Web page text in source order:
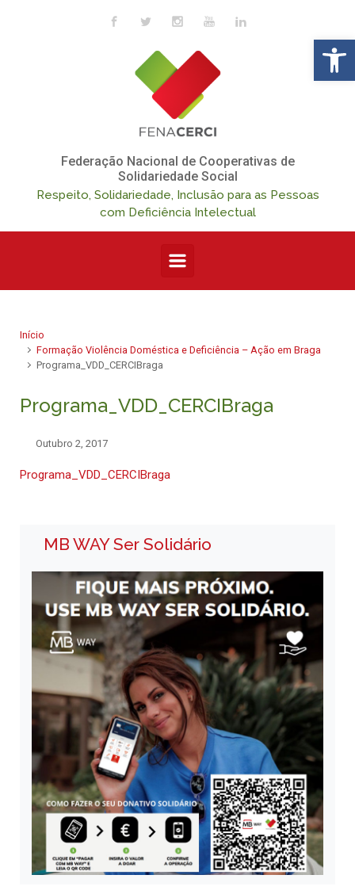
Skip to main content
Federação Nacional de Cooperativas de
Solidariedade Social
Respeito, Solidariedade, Inclusão para as Pessoas
com Deficiência Intelectual
Início
Formação Violência Doméstica e Deficiência – Ação em Braga
Programa_VDD_CERCIBraga
Programa_VDD_CERCIBraga
Outubro 2, 2017
Programa_VDD_CERCIBraga
MB WAY Ser Solidário